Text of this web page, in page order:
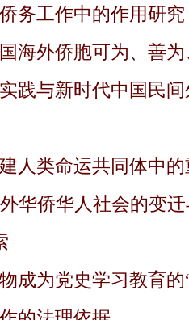
务工作中的作用研究
海外侨胞可为、善
践与新时代中国民
人类命运共同体中
华侨华人社会的变
成为党史学习教育的